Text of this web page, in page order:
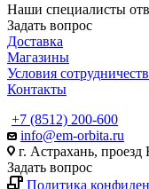
Наши специалисты
Задать вопрос
Доставка
Магазины
Условия
Контакты
+7 (8512) 200-600
info@em-orbita.ru
г. Астрахань,
Задать вопрос
Политика